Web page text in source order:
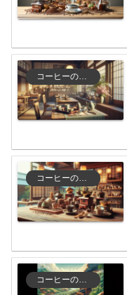
コーヒーの歴史と文化
コーヒーの歴史と文化
コーヒーの歴史と文化